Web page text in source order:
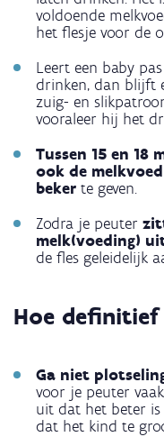
voldoende
het flesje voor de
Leert een baby
drinken, dan blijft
zuig- en
vooraleer hij het
Tussen 15 en 18
ook de
beker te geven.
Zodra je peuter
melk(voeding)
de fles geleidelijk
Hoe definitief
Ga niet
voor je peuter
uit dat het beter is
dat het kind te